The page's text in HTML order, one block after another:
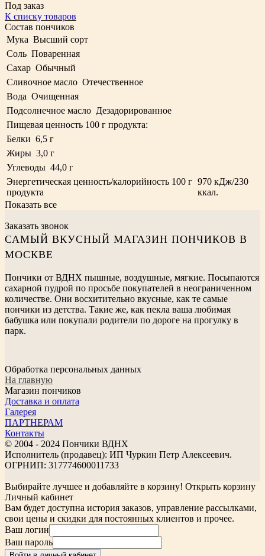
Под заказ
К списку товаров
Состав пончиков
Мука Высший сорт
Соль Поваренная
Сахар Обычный
Сливочное масло Отечественное
Вода Очищенная
Подсолнечное масло Дезадорированное
Пищевая ценность 100 г продукта:
Белки 6,5 г
Жиры 3,0 г
Углеводы 44,0 г
Энергетическая ценность/калорийность 100 г
продукта
970 кДж/230
ккал.
Показать все
Заказать звонок
САМЫЙ ВКУСНЫЙ МАГАЗИН ПОНЧИКОВ В
МОСКВЕ
Пончики от ВДНХ пышные, воздушные, мягкие. Посыпаются
сахарной пудрой по просьбе покупателей в неограниченном
количестве. Они восхитительно вкусные, как те самые
пончики из детства. Такие же, как пекла ваша любимая
бабушка или покупали родители по дороге на прогулку в
парк.
Обработка персональных данных
На главную
Магазин пончиков
Доставка и оплата
Галерея
ПАРТНЕРАМ
Контакты
© 2004 - 2024 Пончики ВДНХ
Исполнитель (продавец): ИП Чуркин Петр Алексеевич.
ОГРНИП: 317774600011733
Выбирайте лучшее и добавляйте в корзину! Открыть корзину
Личный кабинет
Вам будет доступна история заказов, управление рассылками,
свои цены и скидки для постоянных клиентов и прочее.
Ваш логин
Ваш пароль